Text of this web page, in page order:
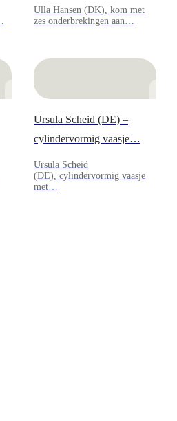
Ulla Hansen (DK), kom met
zes onderbrekingen aan…
Ursula Scheid (DE) –
cylindervormig vaasje…
Ursula Scheid
(DE), cylindervormig vaasje
met…